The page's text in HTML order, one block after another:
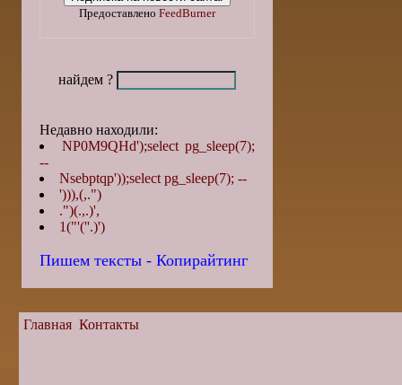
Предоставлено FeedBurner
найдем ?
Недавно находили:
NP0M9QHd');select pg_sleep(7);
--
Nsebptqp'));select pg_sleep(7); --
'))),(,.")
.")(.,.)',
1("'(''.)')
Пишем тексты - Копирайтинг
Главная Контакты